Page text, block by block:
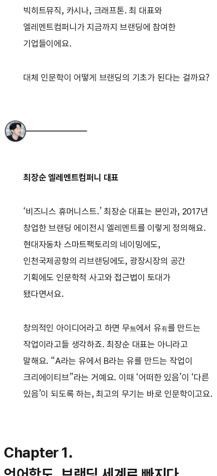
빅히트뮤직, 카시나, 크래프톤. 최 대표와
엘레멘트컴퍼니가 지금까지 브랜딩에 참여한
기업들이에요.
대체 인문학이 어떻게 브랜딩의 기초가 된다는 걸까요?
최장순 엘레멘트컴퍼니 대표
‘비즈니스 휴머니스트.’ 최장순 대표는 본인과, 2017년
창업한 브랜딩 에이전시 엘레멘트를 이렇게 정의해요.
현대자동차 스마트팩토리의 네이밍에도,
인천국제공항의 리브랜딩에도, 광장시장의 공간
기획에도 인문학적 사고와 접근법이 토대가
됐다면서요.
창의적인 아이디어라고 하면 무無에서 유有를 만드는
작업이라고들 생각하죠. 최장순 대표는 아니라고
말해요. “A라는 유에서 B라는 유를 만드는 작업이
크리에이티브”라는 거예요. 이때 ‘어떠한 있음’이 ‘다른
있음’이 되도록 하는, 최고의 무기는 바로 인문학이고요.
Chapter 1.